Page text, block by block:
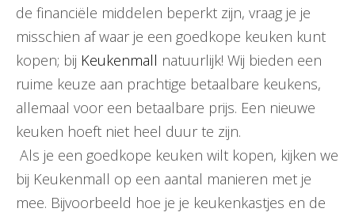
de financiële middelen beperkt zijn, vraag je je
misschien af waar je een goedkope keuken kunt
kopen; bij Keukenmall natuurlijk! Wij bieden een
ruime keuze aan prachtige betaalbare keukens,
allemaal voor een betaalbare prijs. Een nieuwe
keuken hoeft niet heel duur te zijn.
Als je een goedkope keuken wilt kopen, kijken we
bij Keukenmall op een aantal manieren met je
mee. Bijvoorbeeld hoe je je keukenkastjes en de